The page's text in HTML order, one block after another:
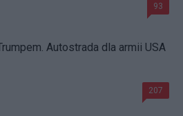
93
Autostrada dla armii USA
207